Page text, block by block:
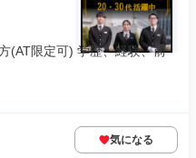
(AT限定可) 学歴、経験、前
気になる